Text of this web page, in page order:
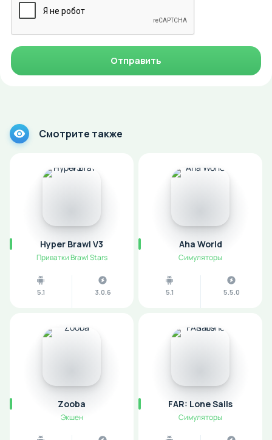
Отправить
Смотрите также
Hyper Brawl V3
Приватки Brawl Stars
5.1 3.0.6
Aha World
Симуляторы
5.1 5.5.0
Zooba
Экшен
FAR: Lone Sails
Симуляторы